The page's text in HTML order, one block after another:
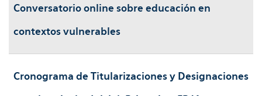
Conversatorio online sobre educación en
contextos vulnerables
Cronograma de Titularizaciones y Designaciones